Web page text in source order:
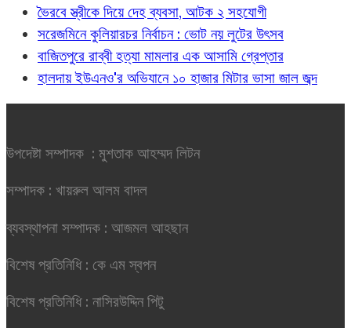
ভৈরবে স্ত্রীকে দিয়ে দেহ ব্যবসা, আটক ২ সহযোগী
সরেজমিনে কুলিয়ারচর নির্বাচন : ভোট নয় লুটের উৎসব
বাজিতপুরে রাব্বী হত্যা মামলার এক আসামি গ্রেপ্তার
হালদায় ইউএনও'র অভিযানে ১০ হাজার মিটার ভাসা জাল জব্দ
উপদেষ্টা সম্পাদক : মুশতাক আহম্মদ লিটন
সম্পাদক : খায়রুল আলম বাদল
ব্যবস্থাপনা সম্পাদক : আজমল আহছান
বিশেষ প্রতিনিধি : কে এম স্বপন
বিশেষ প্রতিনিধি : নাসিরউদ্দিন পিটু